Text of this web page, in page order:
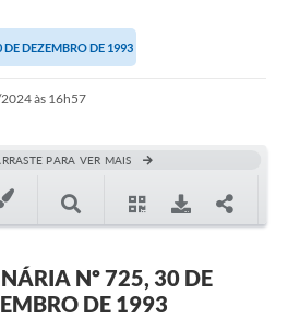
DEZEMBRO DE 1993
às 16h57
PARA VER MAIS
Nº 725, 30 DE
DE 1993